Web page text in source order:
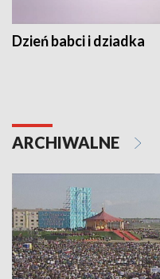
Dzień babci i dziadka
ARCHIWALNE